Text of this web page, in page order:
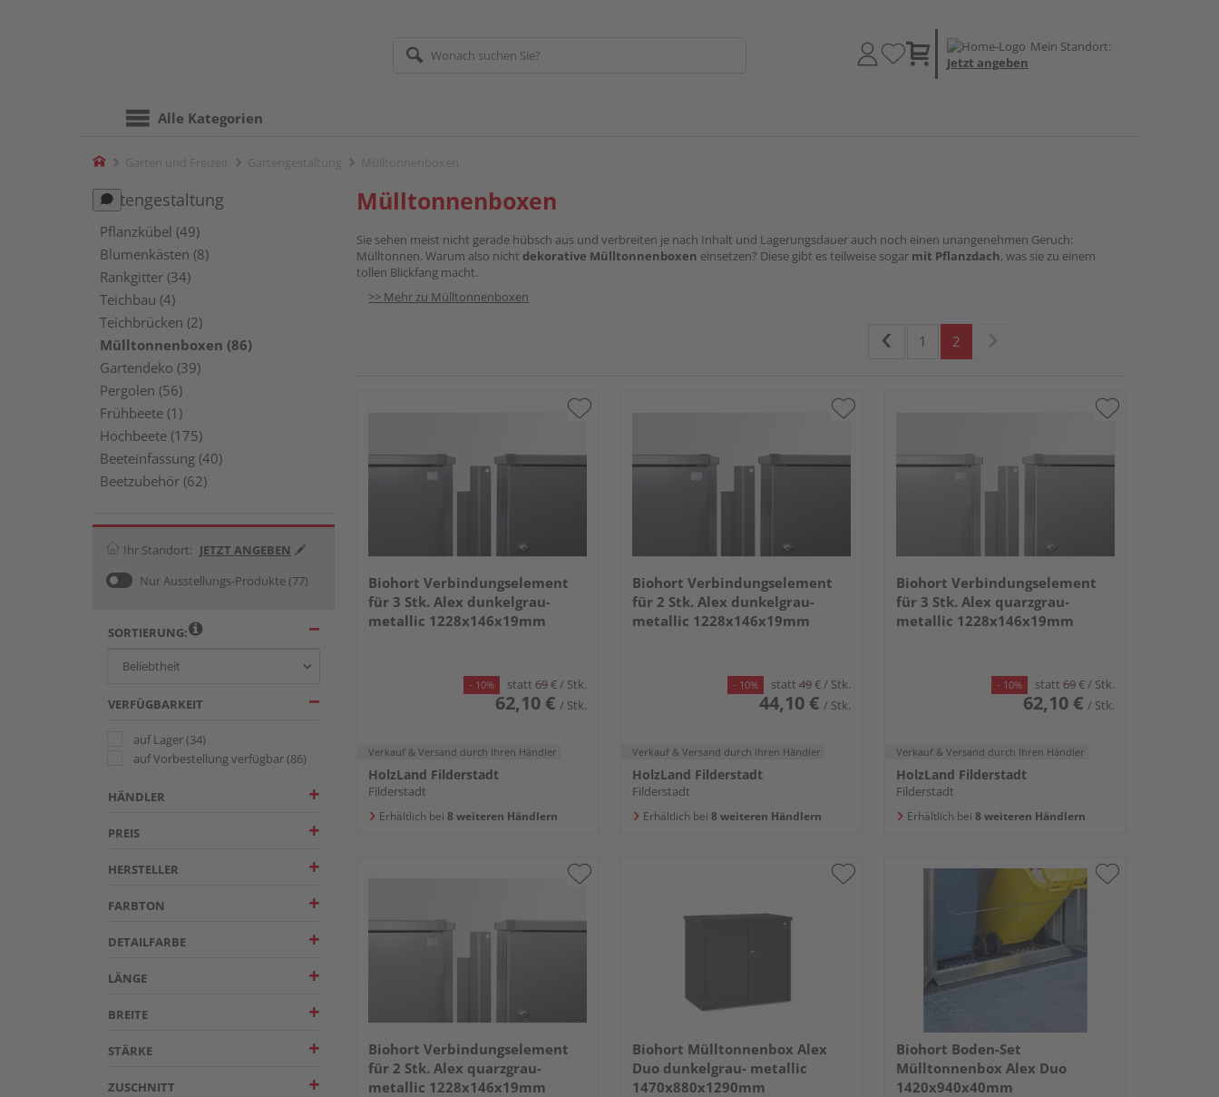
Mein Standort:
Jetzt angeben
Alle Kategorien
Home
Gartengestaltung
Pflanzkübel (49)
Blumenkästen (8)
Rankgitter (34)
Teichbau (4)
Teichbrücken (2)
Mülltonnenboxen (86)
Gartendeko (39)
Pergolen (56)
Frühbeete (1)
Hochbeete (175)
Beeteinfassung (40)
Beetzubehör (62)
Ihr Standort: JETZT ANGEBEN
Nur Ausstellungs-Produkte (77)
SORTIERUNG:
VERFÜGBARKEIT
auf Lager(34)
auf Vorbestellung verfügbar(86)
HÄNDLER
PREIS
HERSTELLER
FARBTON
DETAILFARBE
LÄNGE
BREITE
STÄRKE
ZUSCHNITT
Mülltonnenboxen
Sie sehen meist nicht gerade hübsch aus und verbreiten je nach Inhalt und Lagerungsdauer auch noch einen unangenehmen Geruch:
Mülltonnen. Warum also nicht dekorative Mülltonnenboxen einsetzen? Diese gibt es teilweise sogar mit Pflanzdach, was sie zu einem
tollen Blickfang macht.
>> Mehr zu Mülltonnenboxen
1 2
Biohort Verbindungselement
für 3 Stk. Alex dunkelgrau-
metallic 1228x146x19mm
- 10% statt 69€/ Stk.
62,10 € / Stk.
Verkauf & Versand durch Ihren Händler
HolzLand Filderstadt
Filderstadt
Erhältlich bei 8 weiteren Händlern
Biohort Verbindungselement
für 2 Stk. Alex dunkelgrau-
metallic 1228x146x19mm
- 10% statt 49€/ Stk.
44,10 € / Stk.
Verkauf & Versand durch Ihren Händler
HolzLand Filderstadt
Filderstadt
Erhältlich bei 8 weiteren Händlern
Biohort Verbindungselement
für 3 Stk. Alex quarzgrau-
metallic 1228x146x19mm
- 10% statt 69€/ Stk.
62,10 € / Stk.
Verkauf & Versand durch Ihren Händler
HolzLand Filderstadt
Filderstadt
Erhältlich bei 8 weiteren Händlern
Biohort Verbindungselement
für 2 Stk. Alex quarzgrau-
metallic 1228x146x19mm
Biohort Mülltonnenbox Alex
Duo dunkelgrau- metallic
1470x880x1290mm
Biohort Boden-Set
Mülltonnenbox Alex Duo
1420x940x40mm